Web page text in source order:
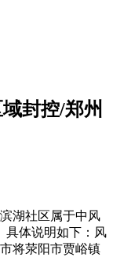
封控/郑州
湖社区属于中风
具体说明如下：风
将荥阳市贾峪镇